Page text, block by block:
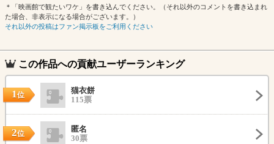
＊「映画館で観たいワケ」を書き込んでください。（それ以外のコメントを書き込まれ
た場合、非表示になる場合がございます。）
それ以外の投稿はファン掲示板をご利用ください
この作品への貢献ユーザーランキング
1位
猫衣餅
115票
2位
匿名
30票